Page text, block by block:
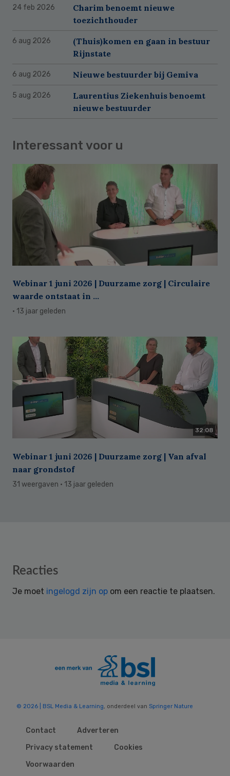
24 feb 2026
Charim benoemt nieuwe
toezichthouder
6 aug 2026
(Thuis)komen en gaan in bestuur
Rijnstate
6 aug 2026 Nieuwe bestuurder bij Gemiva
5 aug 2026
Laurentius Ziekenhuis benoemt
nieuwe bestuurder
Interessant voor u
Webinar 1 juni 2026 | Duurzame zorg | Circulaire
waarde ontstaat in ...
· 13 jaar geleden
32:08
Webinar 1 juni 2026 | Duurzame zorg | Van afval
naar grondstof
31 weergaven · 13 jaar geleden
Reader
Reacties
Je moet ingelogd zijn op om een reactie te plaatsen.
© 2026 | BSL Media & Learning, onderdeel van Springer Nature
Contact
Adverteren
Privacy statement
Cookies
Voorwaarden